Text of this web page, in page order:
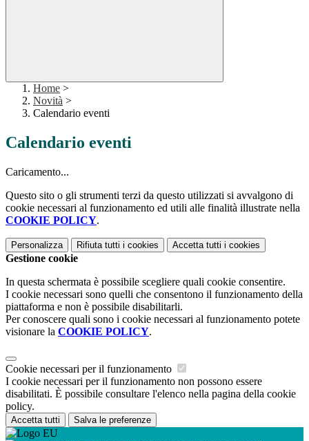
Home >
Novità >
Calendario eventi
Calendario eventi
Caricamento...
Questo sito o gli strumenti terzi da questo utilizzati si avvalgono di
cookie necessari al funzionamento ed utili alle finalità illustrate nella
COOKIE POLICY.
Personalizza Rifiuta tutti i cookies Accetta tutti i cookies
Gestione cookie
In questa schermata è possibile scegliere quali cookie consentire.
I cookie necessari sono quelli che consentono il funzionamento della
piattaforma e non è possibile disabilitarli.
Per conoscere quali sono i cookie necessari al funzionamento potete
visionare la COOKIE POLICY.
Cookie necessari per il funzionamento
I cookie necessari per il funzionamento non possono essere
disabilitati. È possibile consultare l'elenco nella pagina della cookie
policy.
Accetta tutti Salva le preferenze